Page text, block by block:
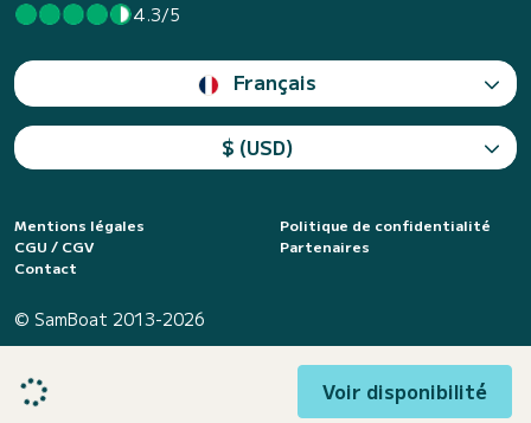
Voir disponibilité
4.3/5
Français
$ (USD)
Mentions légales
Politique de confidentialité
CGU / CGV
Partenaires
Contact
© SamBoat 2013-2026